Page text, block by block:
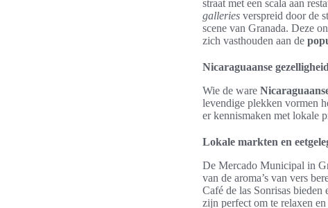
straat met een scala aan
galleries verspreid door de
scene van Granada. Deze
zich vasthouden aan de
Nicaraguaanse
Wie de ware
levendige plekken vormen
er kennismaken met lokale
Lokale markten en
De Mercado Municipal in
van de aroma’s van vers
Café de las Sonrisas
zijn perfect om te relaxen